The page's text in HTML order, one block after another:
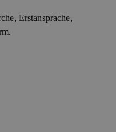
Erstansprache,